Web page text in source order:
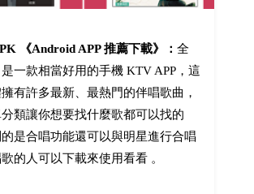
《Android APP 推薦下載》： 全
是一款相當好用的手機 KTV APP，這
有許多最新、最熱門的伴唱歌曲，
類讓你想要找什麼歌都可以找的
是合唱功能還可以與明星進行合唱
的人可以下載來使用看看 。